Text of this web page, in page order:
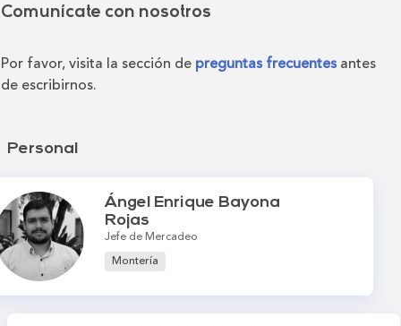
Comunícate con nosotros
Por favor, visita la sección de preguntas frecuentes antes
de escribirnos.
Personal
Ángel Enrique Bayona
Rojas
Jefe de Mercadeo
Montería